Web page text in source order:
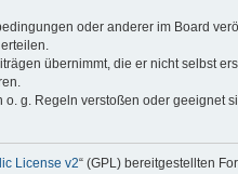
oder anderer im Board
übernimmt, die er nicht selbst
g. Regeln verstoßen oder geeignet
License v2“ (GPL) bereitgestellten